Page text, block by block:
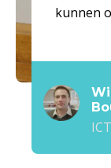
kunnen